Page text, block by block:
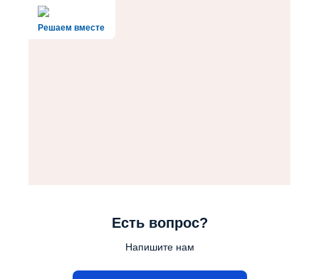
Решаем вместе
Есть вопрос?
Напишите нам